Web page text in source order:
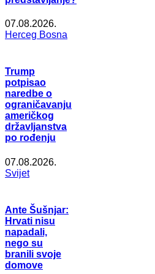
07.08.2026.
Herceg Bosna
Trump
potpisao
naredbe o
ograničavanju
američkog
državljanstva
po rođenju
07.08.2026.
Svijet
Ante Šušnjar:
Hrvati nisu
napadali,
nego su
branili svoje
domove